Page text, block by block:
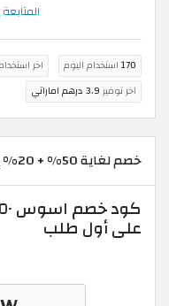
170 استخدام اليوم اخر
اخر توفير 3.9 درهم اماراتي
خصم لغاية 50% + 20% إضافية
على أول طلب